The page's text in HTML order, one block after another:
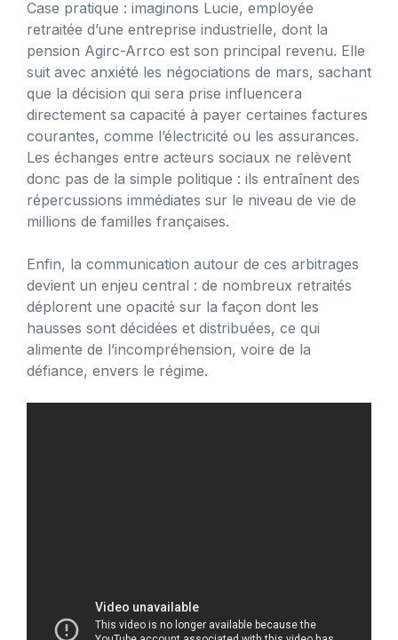
Case pratique : imaginons Lucie, employée
retraitée d’une entreprise industrielle, dont la
pension Agirc-Arrco est son principal revenu. Elle
suit avec anxiété les négociations de mars, sachant
que la décision qui sera prise influencera
directement sa capacité à payer certaines factures
courantes, comme l’électricité ou les assurances.
Les échanges entre acteurs sociaux ne relèvent
donc pas de la simple politique : ils entraînent des
répercussions immédiates sur le niveau de vie de
millions de familles françaises.
Enfin, la communication autour de ces arbitrages
devient un enjeu central : de nombreux retraités
déplorent une opacité sur la façon dont les
hausses sont décidées et distribuées, ce qui
alimente de l’incompréhension, voire de la
défiance, envers le régime.